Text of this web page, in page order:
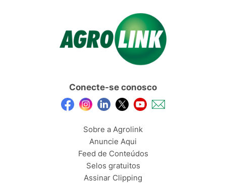
Conecte-se conosco
Sobre a Agrolink
Anuncie Aqui
Feed de Conteúdos
Selos gratuitos
Assinar Clipping